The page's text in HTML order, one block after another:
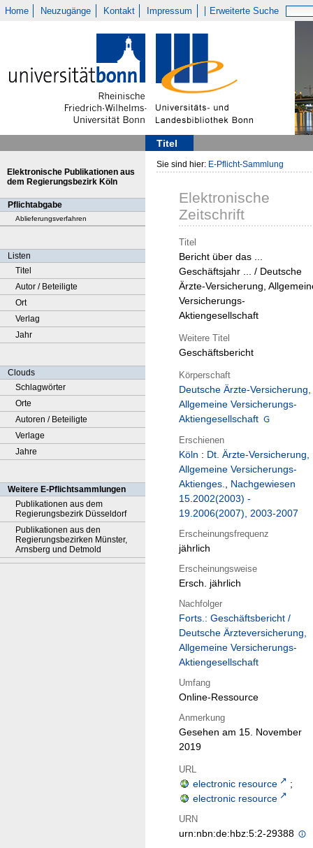
Home Neuzugänge Kontakt Impressum Erweiterte Suche
Titel
Elektronische Publikationen aus
dem Regierungsbezirk Köln
Pflichtabgabe
Ablieferungsverfahren
Listen
Titel
Autor / Beteiligte
Ort
Verlag
Jahr
Clouds
Schlagwörter
Orte
Autoren / Beteiligte
Verlage
Jahre
Weitere E-Pflichtsammlungen
Publikationen aus dem
Regierungsbezirk Düsseldorf
Publikationen aus den
Regierungsbezirken Münster,
Arnsberg und Detmold
Sie sind hier: E-Pflicht-Sammlung
Elektronische
Zeitschrift
Titel
Bericht über das ...
Geschäftsjahr ... / Deutsche
Ärzte-Versicherung,
Versicherungs-
Aktiengesellschaft
Weitere Titel
Geschäftsbericht
Körperschaft
Deutsche Ärzte-Versicherung,
Allgemeine Versicherungs-
Aktiengesellschaft
Erschienen
Köln : Dt. Ärzte-Versicherung,
Allgemeine Versicherungs-
Aktienges., Nachgewiesen
15.2002(2003) -
19.2006(2007), 2003-2007
Erscheinungsfrequenz
jährlich
Erscheinungsweise
Ersch. jährlich
Nachfolger
Forts.: Geschäftsbericht /
Deutsche Ärzteversicherung,
Allgemeine Versicherungs-
Aktiengesellschaft
Umfang
Online-Ressource
Anmerkung
Gesehen am 15. November
2019
URL
electronic resource
;
electronic resource
URN
urn:nbn:de:hbz:5:2-29388